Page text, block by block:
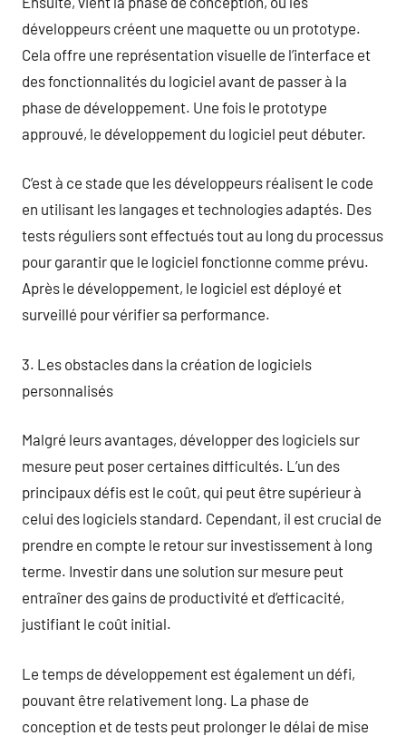
développeurs créent une maquette ou un prototype.
Cela offre une représentation visuelle de l’interface et
des fonctionnalités du logiciel avant de passer à la
phase de développement. Une fois le prototype
approuvé, le développement du logiciel peut débuter.
C’est à ce stade que les développeurs réalisent le code
en utilisant les langages et technologies adaptés. Des
tests réguliers sont effectués tout au long du processus
pour garantir que le logiciel fonctionne comme prévu.
Après le développement, le logiciel est déployé et
surveillé pour vérifier sa performance.
3. Les obstacles dans la création de logiciels
personnalisés
Malgré leurs avantages, développer des logiciels sur
mesure peut poser certaines difficultés. L’un des
principaux défis est le coût, qui peut être supérieur à
celui des logiciels standard. Cependant, il est crucial de
prendre en compte le retour sur investissement à long
terme. Investir dans une solution sur mesure peut
entraîner des gains de productivité et d’efficacité,
justifiant le coût initial.
Le temps de développement est également un défi,
pouvant être relativement long. La phase de
conception et de tests peut prolonger le délai de mise